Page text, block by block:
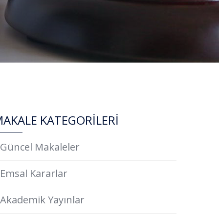
KATEGORİLERİ
Güncel Makaleler
Emsal Kararlar
Akademik Yayınlar